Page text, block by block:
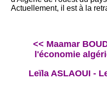
Actuellement, il est à la
<< Maamar
l'économie
Leïla ASLAOUI -